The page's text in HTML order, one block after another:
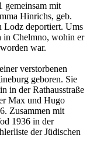
gemeinsam mit
Hinrichs, geb.
Lodz deportiert. Ums
in Chelmno, wohin er
war.
verstorbenen
ge­boren. Sie
in der Rathausstraße
Max und Hugo
Zusammen mit
1936 in der
der Jüdischen